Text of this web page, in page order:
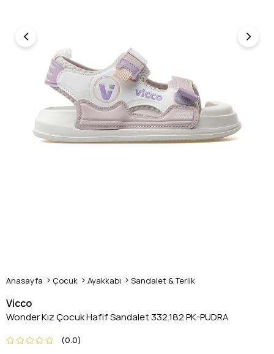
Anasayfa Çocuk Ayakkabı Sandalet & Terlik
Vicco
Wonder Kız Çocuk Hafif Sandalet 332.182 PK-PUDRA
0.0